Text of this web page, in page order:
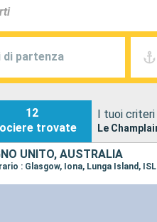
di partenza
12
trovate
I tuoi criteri
Le
UNITO, AUSTRALIA